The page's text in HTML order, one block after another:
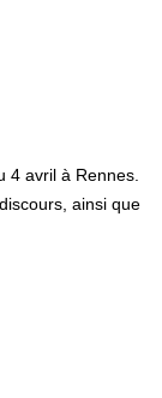
4 avril à Rennes.
ainsi que